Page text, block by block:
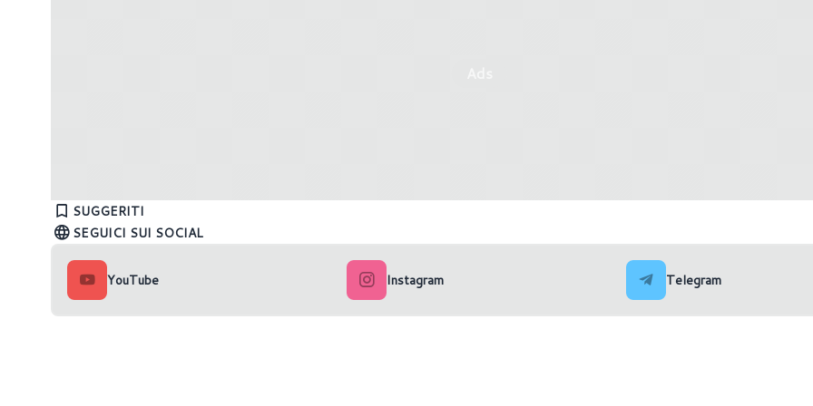
SUGGERITI
uscita (Settimana 49)
uscita (Settimana 48)
Windows 11 in streaming
SEGUICI SUI SOCIAL
YouTube Instagram Telegram